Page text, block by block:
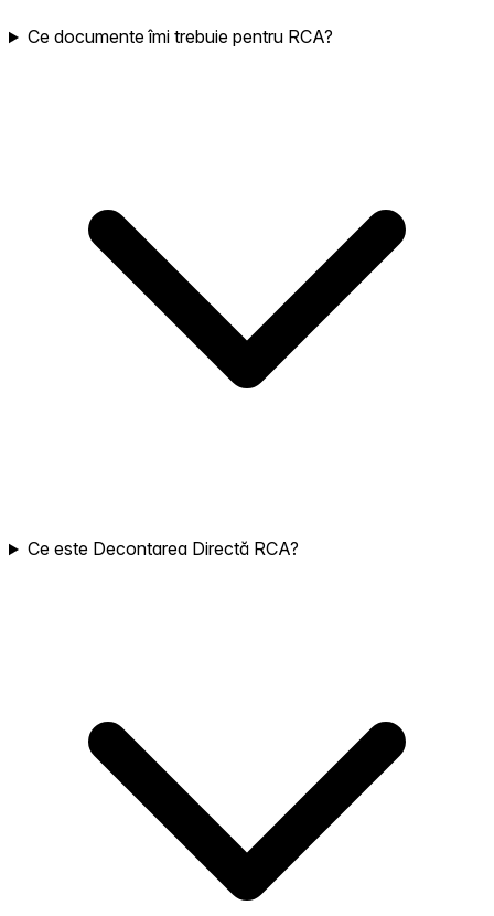
Ce documente îmi trebuie pentru RCA?
Ce este Decontarea Directă RCA?